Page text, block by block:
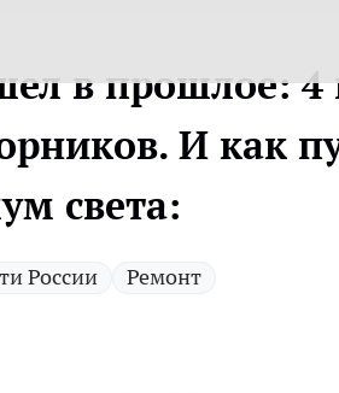
в прошлое: 4
И как
света:
России Ремонт